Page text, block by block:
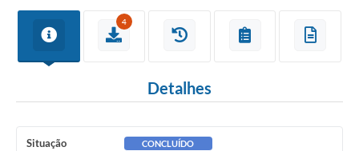
4
Detalhes
Situação CONCLUÍDO